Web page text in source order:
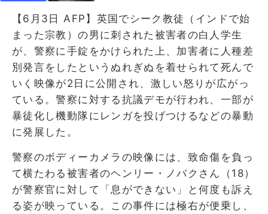
【6月3日 AFP】英国でシーク教徒（インドで始
まった宗教）の男に刺された被害者の白人学生
が、警察に手錠をかけられた上、加害者に人種差
別発言をしたというぬれぎぬを着せられて死んで
いく映像が2日に公開され、激しい怒りが広がっ
ている。警察に対する抗議デモが行われ、一部が
暴徒化し機動隊にレンガを投げつけるなどの暴動
に発展した。
警察のボディーカメラの映像には、致命傷を負っ
て横たわる被害者のヘンリー・ノバクさん（18）
が警察官に対して「息ができない」と何度も訴え
る姿が映っている。この事件には極右が便乗し、